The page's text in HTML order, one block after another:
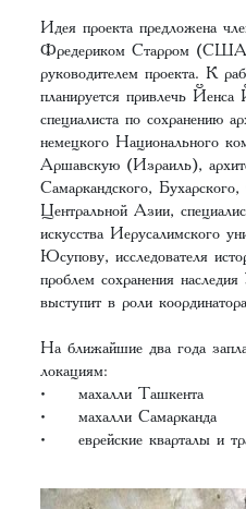
Идея проекта предложена
Фредериком Старром
руководителем проекта. К
планируется привлечь
специалиста по сохранению
немецкого
Аршавскую (Израиль),
Самаркандского,
Центральной Азии,
искусства Иерусалимского
Юсупову, исследователя
проблем сохранения
выступит в роли
На ближайшие два года
локациям:
• махалли Ташкента
• махалли Самарканда
• еврейские кварталы и